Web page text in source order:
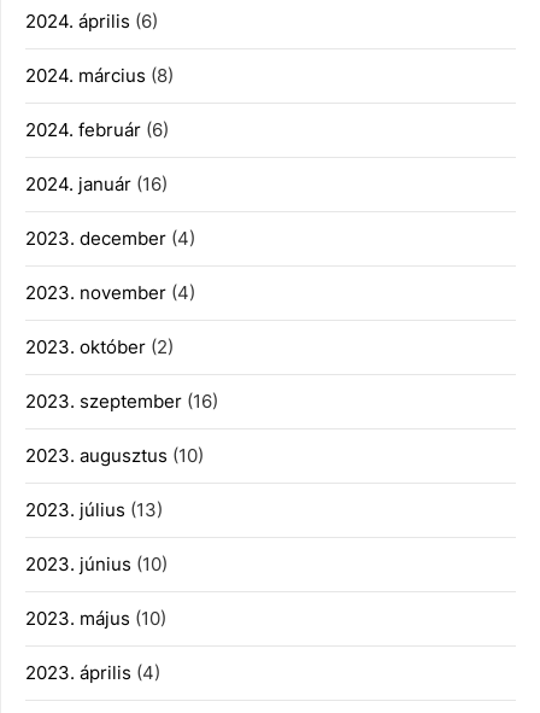
2024. április (6)
2024. március (8)
2024. február (6)
2024. január (16)
2023. december (4)
2023. november (4)
2023. október (2)
2023. szeptember (16)
2023. augusztus (10)
2023. július (13)
2023. június (10)
2023. május (10)
2023. április (4)